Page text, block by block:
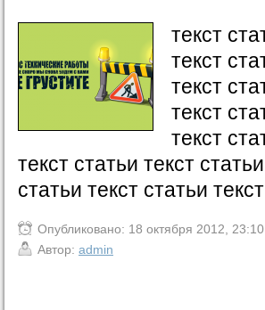
текст
текст
текст
текст
текст
текст статьи текст
статьи текст статьи
Опубликовано: 18 октября 2012, 23:10
Автор: admin